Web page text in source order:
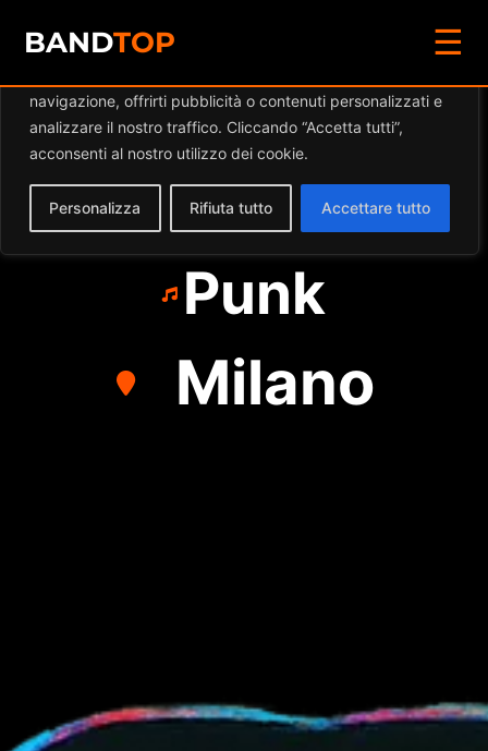
Diamo valore alla tua privacy
navigazione, offrirti pubblicità o contenuti personalizzati e
analizzare il nostro traffico. Cliccando “Accetta tutti”,
acconsenti al nostro utilizzo dei cookie.
Personalizza Rifiuta tutto Accettare tutto
BANDTOP ☰
GLI AMICI
IMMAGINARI
Punk
Milano